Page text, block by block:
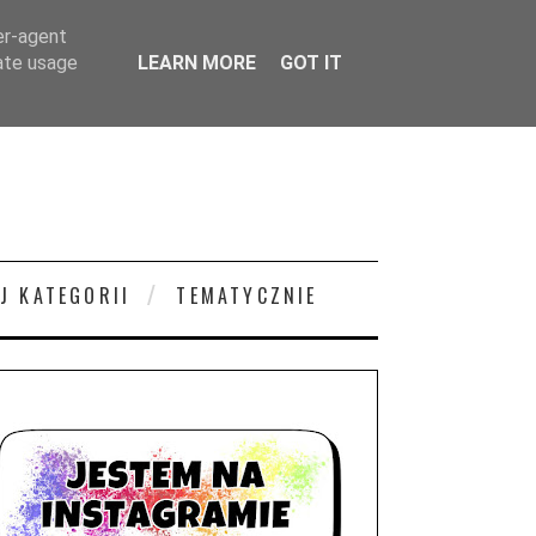
KATEGORII TEMATYCZNIE
agent
usage
LEARN MORE GOT IT